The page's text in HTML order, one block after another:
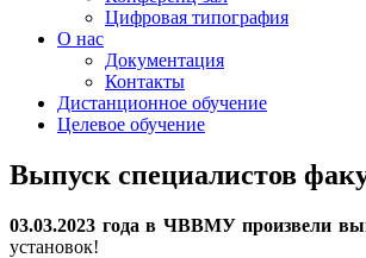
Цифровая типография
О нас
Документация
Контакты
Дистанционное обучение
Целевое обучение
Выпуск специалистов
03.03.2023 года в ЧВВМУ произвели
установок!